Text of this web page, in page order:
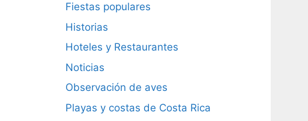
Fiestas populares
Historias
Hoteles y Restaurantes
Noticias
Observación de aves
Playas y costas de Costa Rica